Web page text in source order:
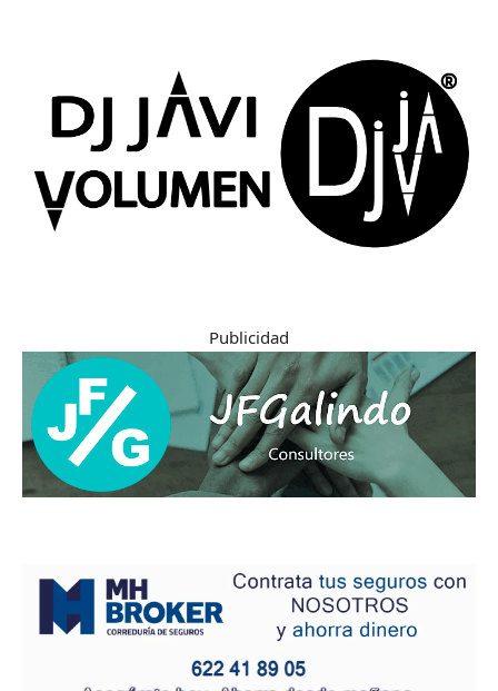
Publicidad